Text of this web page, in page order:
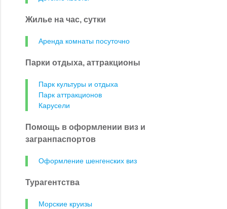
Жилье на час, сутки
Аренда комнаты посуточно
Парки отдыха, аттракционы
Парк культуры и отдыха
Парк аттракционов
Карусели
Помощь в оформлении виз и
загранпаспортов
Оформление шенгенских виз
Турагентства
Морские круизы